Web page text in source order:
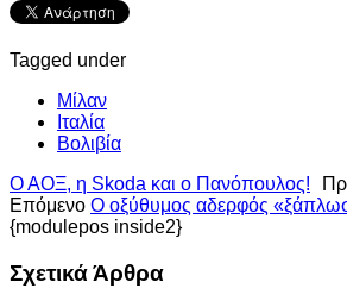
Tagged under
Μίλαν
Ιταλία
Βολιβία
Ο ΑΟΞ, η Skoda και ο Πανόπουλος!
Επόμενο Ο οξύθυμος αδερφός
{modulepos inside2}
Σχετικά Άρθρα